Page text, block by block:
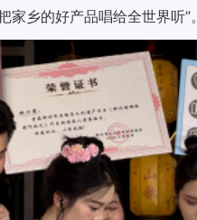
乡的好产品唱给全世界听”。